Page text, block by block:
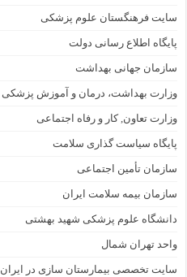
سایت فرهنگستان علوم پزشکی
پایگاه اطلاع رسانی دولت
سازمان جهانی بهداشت
وزارت بهداشت، درمان و آموزش پزشکی
وزارت تعاون, کار و رفاه اجتماعی
پایگاه سیاست گذاری سلامت
سازمان تأمین اجتماعی
سازمان بیمه سلامت ایران
دانشگاه علوم پزشکی شهید بهشتی
واحد تهران شمال
سایت تخصصی بیمارستان سازی در ایران